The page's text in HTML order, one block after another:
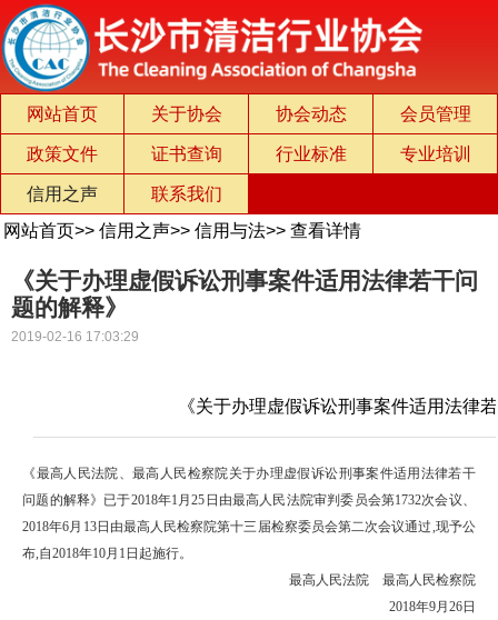
网站首页 关于协会 协会动态 会员管理
政策文件 证书查询 行业标准 专业培训
信用之声
联系我们
网站首页>> 信用之声>> 信用与法>> 查看详情
《关于办理虚假诉讼刑事案件适用法律若干问
题的解释》
2019-02-16 17:03:29
《关于办理虚假诉讼刑事案件适用法律
《最高人民法院、最高人民检察院关于办理虚假诉讼刑事案件适用法律若干
问题的解释》已于2018年1月25日由最高人民法院审判委员会第1732次会议、
2018年6月13日由最高人民检察院第十三届检察委员会第二次会议通过,现予公
布,自2018年10月1日起施行。
最高人民法院 最高人民检察院
2018年9月26日